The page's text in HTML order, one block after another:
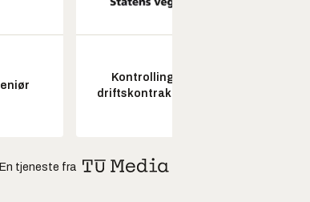
Kontrollingeniør
driftskontrakt elektro
En tjeneste fra